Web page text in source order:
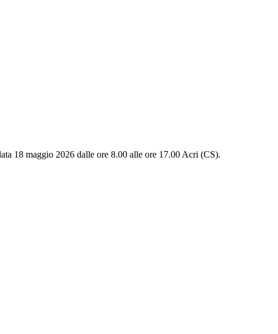
18 maggio 2026 dalle ore 8.00 alle ore 17.00 Acri (CS).